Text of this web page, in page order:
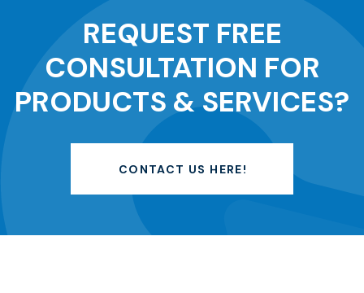
REQUEST FREE
CONSULTATION FOR
PRODUCTS & SERVICES?
CONTACT US HERE!